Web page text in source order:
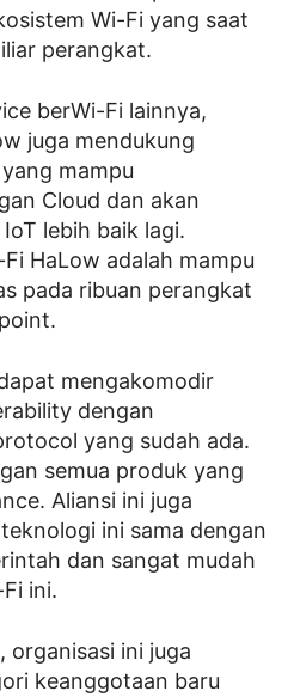
Wi-Fi yang saat
perangkat.
berWi-Fi lainnya,
juga mendukung
mampu
Cloud dan akan
lebih baik lagi.
HaLow adalah mampu
pada ribuan perangkat
mengakomodir
dengan
yang sudah ada.
semua produk yang
Aliansi ini juga
ini sama dengan
dan sangat mudah
ini.
organisasi ini juga
keanggotaan baru